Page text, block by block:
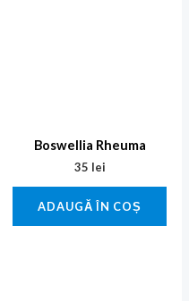
Boswellia Rheuma
35 lei
ADAUGĂ ÎN COȘ